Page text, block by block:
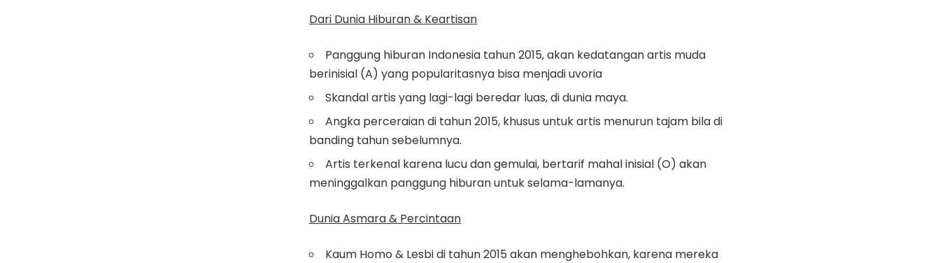
Dari Dunia Hiburan & Keartisan
Panggung hiburan Indonesia tahun 2015, akan kedatangan artis muda
berinisial (A) yang popularitasnya bisa menjadi uvoria
Skandal artis yang lagi-lagi beredar luas, di dunia maya.
Angka perceraian di tahun 2015, khusus untuk artis menurun tajam bila di
banding tahun sebelumnya.
Artis terkenal karena lucu dan gemulai, bertarif mahal inisial (O) akan
meninggalkan panggung hiburan untuk selama-lamanya.
Dunia Asmara & Percintaan
Kaum Homo & Lesbi di tahun 2015 akan menghebohkan, karena mereka